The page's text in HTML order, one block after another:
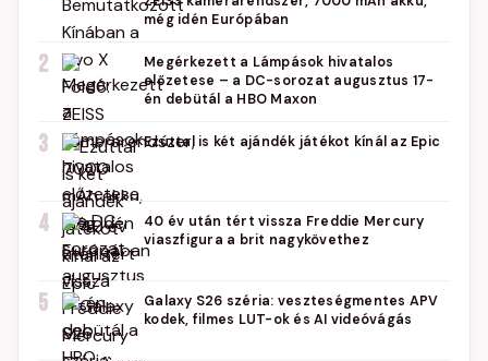
még idén Európában
2
Megérkezett a Lámpások hivatalos
előzetese – a DC-sorozat augusztus 17-
én debütál a HBO Maxon
3 Ezúttal is két ajándék játékot kínál az Epic
4
40 év után tért vissza Freddie Mercury
viaszfigura a brit nagykövethez
5
Galaxy S26 széria: veszteségmentes APV
kodek, filmes LUT-ok és AI videóvágás